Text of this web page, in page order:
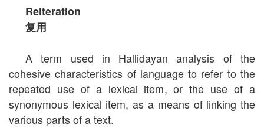
Reiteration
复用
A term used in Hallidayan analysis of the
cohesive characteristics of language to refer to the
repeated use of a lexical item, or the use of a
synonymous lexical item, as a means of linking the
various parts of a text.